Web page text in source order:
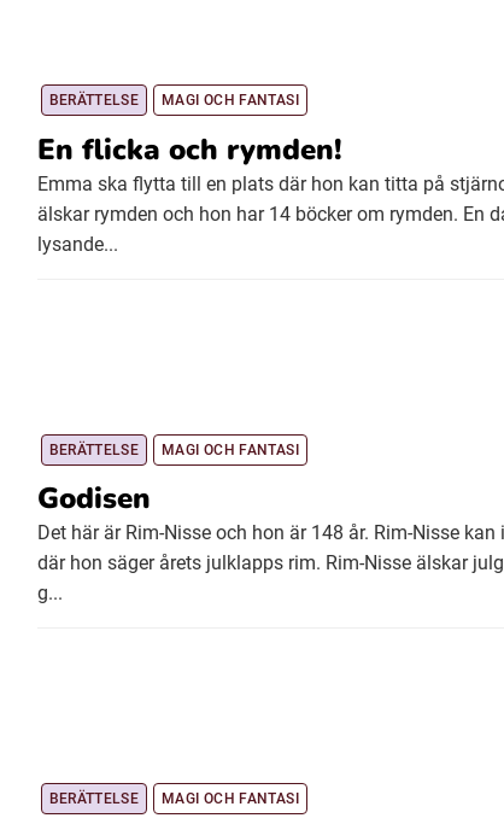
BERÄTTELSE MAGI OCH FANTASI
En flicka och rymden!
Emma ska flytta till en plats där hon kan titta på
älskar rymden och hon har 14 böcker om rymden. En
lysande...
BERÄTTELSE MAGI OCH FANTASI
Godisen
Det här är Rim-Nisse och hon är 148 år. Rim-Nisse
där hon säger årets julklapps rim. Rim-Nisse älskar
g...
BERÄTTELSE MAGI OCH FANTASI